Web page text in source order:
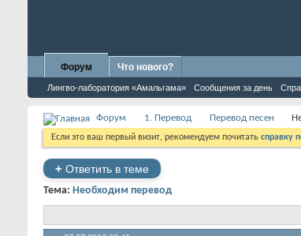
Форум
Лингво-лаборатория «Амальгама» Сообщения за день
Что нового?
Форум 1. Перевод Перевод песен
Если это ваш первый визит, рекомендуем почитать справку
+ Ответить в теме
Тема: Необходим перевод